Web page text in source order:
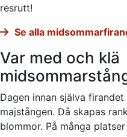
resrutt!
Se alla
Var med och klä
Dagen innan själva
majstången. Då skapas
blommor. På många